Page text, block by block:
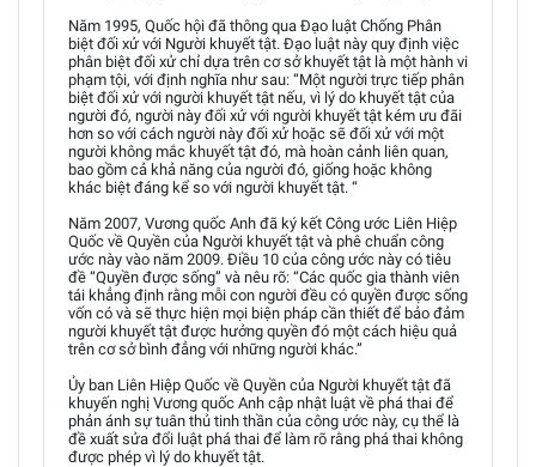
Năm 1995, Quốc hội đã thông qua Đạo luật Chống Phân
biệt đối xử với Người khuyết tật. Đạo luật này quy định việc
phân biệt đối xử chỉ dựa trên cơ sở khuyết tật là một hành vi
phạm tội, với định nghĩa như sau: “Một người trực tiếp phân
biệt đối xử với người khuyết tật nếu, vì lý do khuyết tật của
người đó, người này đối xử với người khuyết tật kém ưu đãi
hơn so với cách người này đối xử hoặc sẽ đối xử với một
người không mắc khuyết tật đó, mà hoàn cảnh liên quan,
bao gồm cả khả năng của người đó, giống hoặc không
khác biệt đáng kể so với người khuyết tật. “
Năm 2007, Vương quốc Anh đã ký kết Công ước Liên Hiệp
Quốc về Quyền của Người khuyết tật và phê chuẩn công
ước này vào năm 2009. Điều 10 của công ước này có tiêu
đề “Quyền được sống” và nêu rõ: “Các quốc gia thành viên
tái khẳng định rằng mỗi con người đều có quyền được sống
vốn có và sẽ thực hiện mọi biện pháp cần thiết để bảo đảm
người khuyết tật được hưởng quyền đó một cách hiệu quả
trên cơ sở bình đẳng với những người khác.”
Ủy ban Liên Hiệp Quốc về Quyền của Người khuyết tật đã
khuyến nghị Vương quốc Anh cập nhật luật về phá thai để
phản ánh sự tuân thủ tinh thần của công ước này, cụ thể là
đề xuất sửa đổi luật phá thai để làm rõ rằng phá thai không
được phép vì lý do khuyết tật.